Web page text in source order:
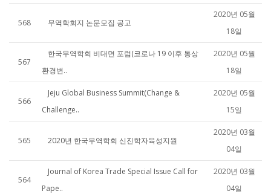
568 무역학회지 논문모집 공고
2020년 05월
18일
567
한국무역학회 비대면 포럼(코로나 19 이후 통상
환경변..
2020년 05월
18일
566
Jeju Global Business Summit(Change &
Challenge..
2020년 05월
15일
565 2020년 한국무역학회 신진학자육성지원
2020년 03월
04일
564
Journal of Korea Trade Special Issue Call for
Pape..
2020년 03월
04일